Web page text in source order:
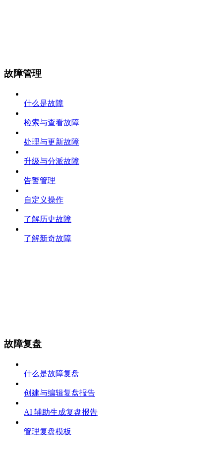
故障管理
什么是故障
检索与查看故障
处理与更新故障
升级与分派故障
告警管理
自定义操作
了解历史故障
了解新奇故障
故障复盘
什么是故障复盘
创建与编辑复盘报告
AI 辅助生成复盘报告
管理复盘模板